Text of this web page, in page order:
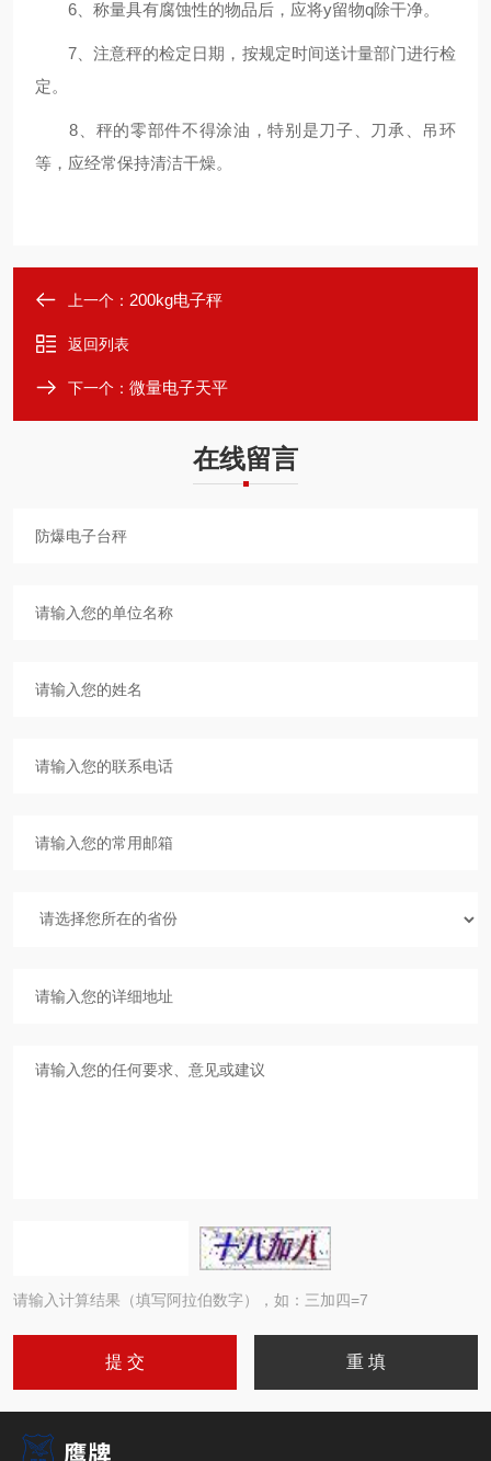
6、称量具有腐蚀性的物品后，应将y留物q除干净。
7、注意秤的检定日期，按规定时间送计量部门进行检
定。
8、秤的零部件不得涂油，特别是刀子、刀承、吊环
等，应经常保持清洁干燥。
上一个： 200kg电子秤
返回列表
下一个： 微量电子天平
在线留言
请输入计算结果（填写阿拉伯数字），如：三加四=7